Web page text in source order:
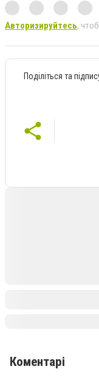
Авторизируйтесь,
Поділіться та
Коментарі